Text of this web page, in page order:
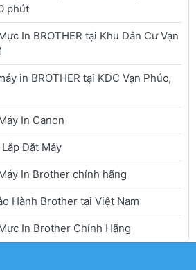
phút
In BROTHER tại Khu Dân Cư Vạn
in BROTHER tại KDC Vạn Phúc,
In Canon
Đặt Máy
In Brother chính hãng
Hành Brother tại Việt Nam
In Brother Chính Hãng